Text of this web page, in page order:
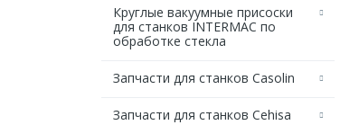
Круглые вакуумные присоски
для станков INTERMAC по
обработке стекла
Запчасти для станков Casolin
Запчасти для станков Cehisa